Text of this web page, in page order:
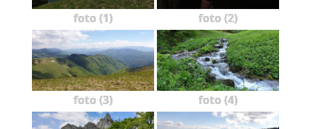
foto (1) foto (2)
foto (3) foto (4)